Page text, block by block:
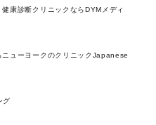
康診断クリニックならDYMメディ
ューヨークのクリニックJapanese
グ